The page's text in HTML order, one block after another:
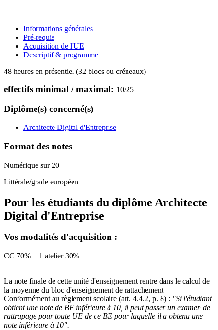
Informations générales
Pré-requis
Acquisition de l'UE
Descriptif & programme
48 heures en présentiel (32 blocs ou créneaux)
effectifs minimal / maximal: 10/25
Diplôme(s) concerné(s)
Architecte Digital d'Entreprise
Format des notes
Numérique sur 20
Littérale/grade européen
Pour les étudiants du diplôme Architecte
Digital d'Entreprise
Vos modalités d'acquisition :
CC 70% + 1 atelier 30%
La note finale de cette unité d'enseignement rentre dans le calcul de
la moyenne du bloc d'enseignement de rattachement
Conformément au règlement scolaire (art. 4.4.2, p. 8) : "Si l'étudiant
obtient une note de BE inférieure à 10, il peut passer un examen de
rattrapage pour toute UE de ce BE pour laquelle il a obtenu une
note inférieure à 10".